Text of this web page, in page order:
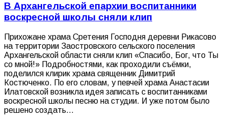
В Архангельской епархии воспитанники
воскресной школы сняли клип
Прихожане храма Сретения Господня деревни Рикасово
на территории Заостровского сельского поселения
Архангельской области сняли клип «Спасибо, Бог, что Ты
со мной!» Подробностями, как проходили съёмки,
поделился клирик храма священник Димитрий
Костюченко. По его словам, у певчей храма Анастасии
Илатовской возникла идея записать с воспитанниками
воскресной школы песню на студии. И уже потом было
решено создать…